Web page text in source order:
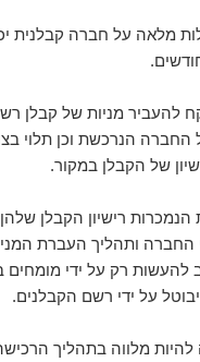
מלאה על חברה קבלנית
להעביר מניות של קבלן
הנרכשת וכן תלוי
של הקבלן במקור.
הנמכרות רישיון הקבלן
החברה ותהליך העברת
להעשות רק על ידי מומחים
על ידי רשם הקבלנים.
להיות מלווה בתהליך